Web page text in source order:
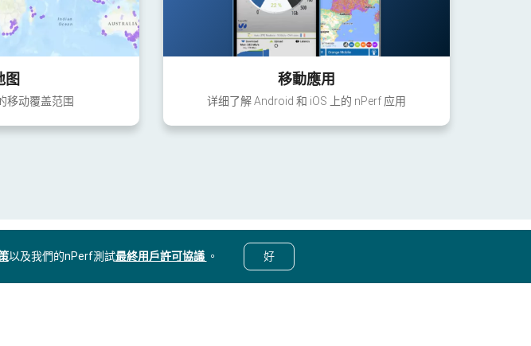
图
移动覆盖范围
移動應用
详细了解 Android 和 iOS 上的 nPerf 应用
以及我們的nPerf測試最終用戶許可協議 。 好